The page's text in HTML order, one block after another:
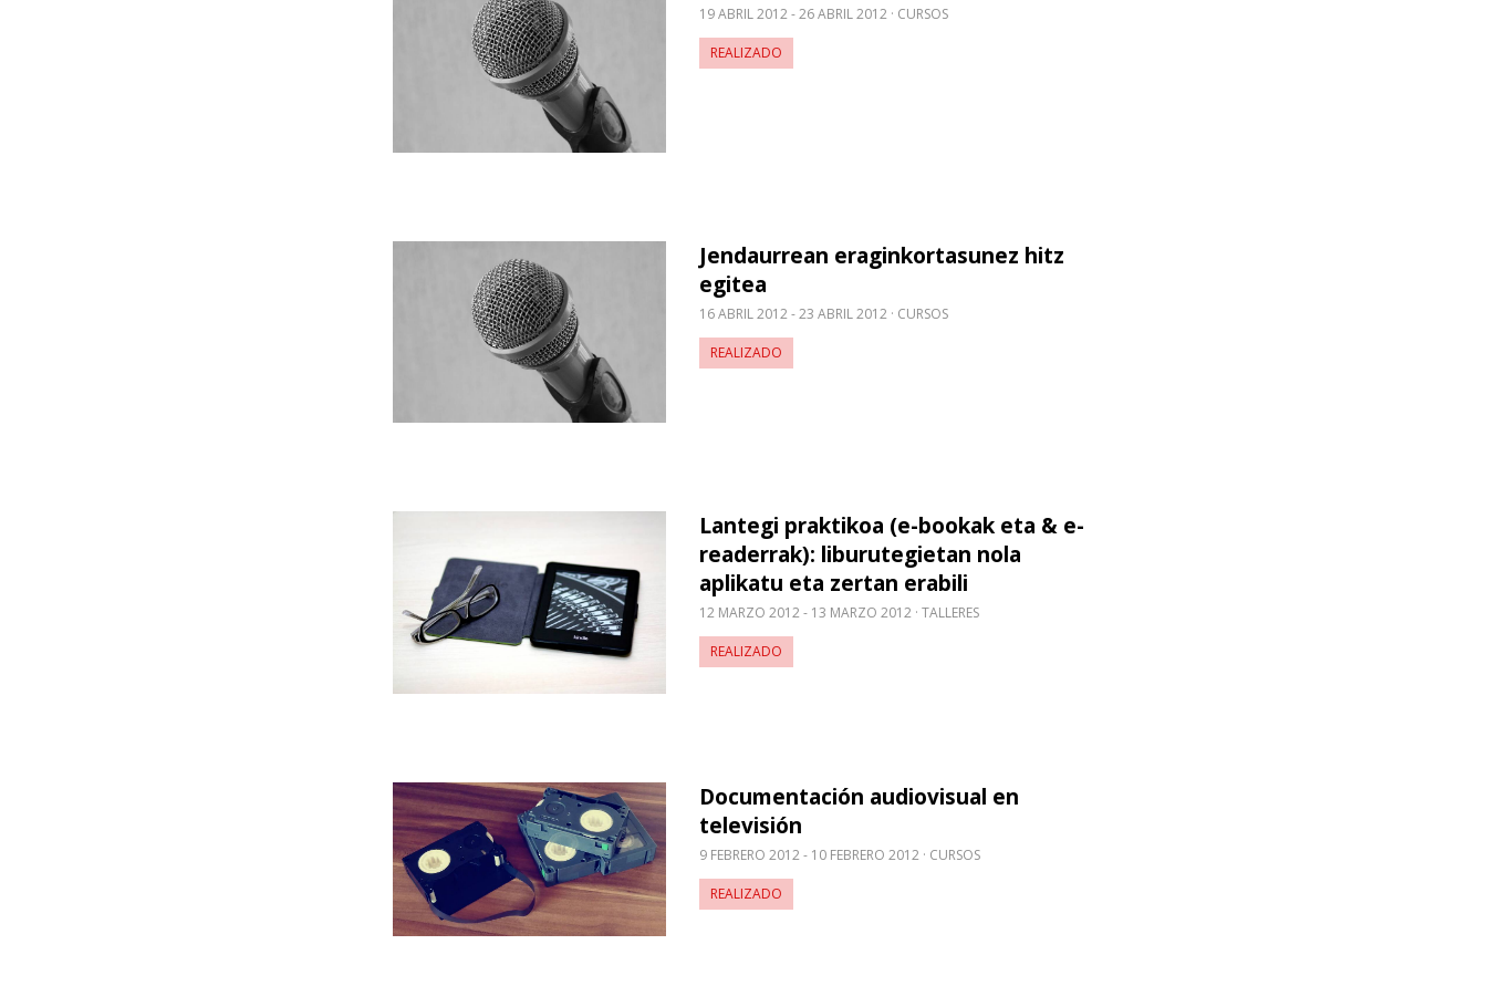
19 ABRIL 2012 - 26 ABRIL 2012 CURSOS
REALIZADO
Jendaurrean eraginkortasunez hitz
egitea
16 ABRIL 2012 - 23 ABRIL 2012 CURSOS
REALIZADO
Leer m�s sobre Jendaurrean eraginkortasunez hitz egitea
Lantegi praktikoa (e-bookak eta & e-
readerrak): liburutegietan nola
aplikatu eta zertan erabili
12 MARZO 2012 - 13 MARZO 2012 TALLERES
REALIZADO
Leer m�s sobre Lantegi praktikoa (e-bookak eta & e-readerrak): liburutegietan nola aplikatu eta zertan erabili
Documentación audiovisual en
televisión
9 FEBRERO 2012 - 10 FEBRERO 2012 CURSOS
REALIZADO
Leer m�s sobre Documentación audiovisual en televisión